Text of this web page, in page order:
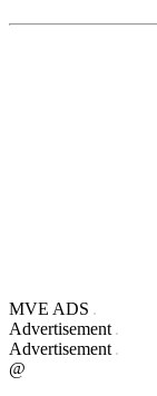
MVE ADS
Advertisement
Advertisement
@